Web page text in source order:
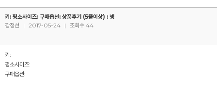
키: 평소사이즈: 구매옵션: 상품후기 (5줄이상) : 넹
강정선
| 2017-05-24 | 조회수 44
키:
평소사이즈:
구매옵션: